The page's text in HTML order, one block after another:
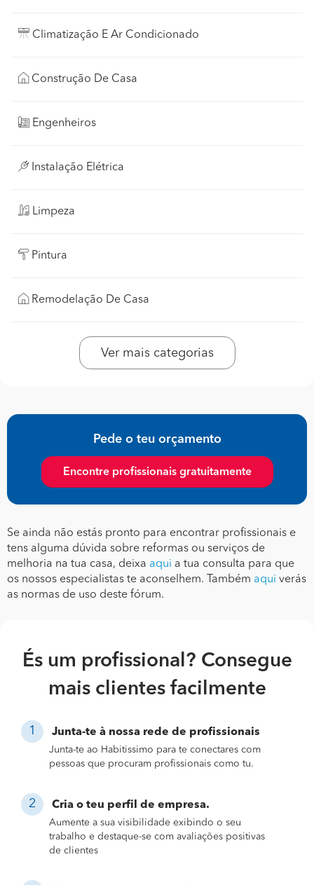
Climatização E Ar Condicionado
Construção De Casa
Engenheiros
Instalação Elétrica
Limpeza
Pintura
Remodelação De Casa
Ver mais categorias
Pede o teu orçamento
Encontre profissionais gratuitamente
Se ainda não estás pronto para encontrar profissionais e
tens alguma dúvida sobre reformas ou serviços de
melhoria na tua casa, deixa aqui a tua consulta para que
os nossos especialistas te aconselhem. Também aqui verás
as normas de uso deste fórum.
És um profissional? Consegue
mais clientes facilmente
Junta-te à nossa rede de profissionais
Junta-te ao Habitissimo para te conectares com
pessoas que procuram profissionais como tu.
Cria o teu perfil de empresa.
Aumente a sua visibilidade exibindo o seu
trabalho e destaque-se com avaliações positivas
de clientes